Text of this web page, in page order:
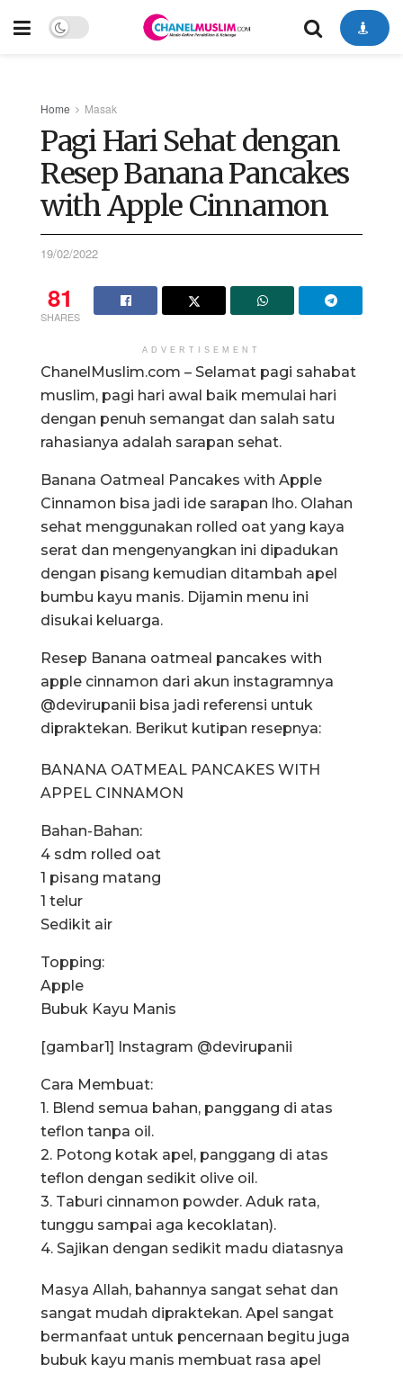
Home Masak
Pagi Hari Sehat dengan
Resep Banana Pancakes
with Apple Cinnamon
19/02/2022
81
SHARES
ADVERTISEMENT
ChanelMuslim.com – Selamat pagi sahabat
muslim, pagi hari awal baik memulai hari
dengan penuh semangat dan salah satu
rahasianya adalah sarapan sehat.
Banana Oatmeal Pancakes with Apple
Cinnamon bisa jadi ide sarapan lho. Olahan
sehat menggunakan rolled oat yang kaya
serat dan mengenyangkan ini dipadukan
dengan pisang kemudian ditambah apel
bumbu kayu manis. Dijamin menu ini
disukai keluarga.
Resep Banana oatmeal pancakes with
apple cinnamon dari akun instagramnya
@devirupanii bisa jadi referensi untuk
dipraktekan. Berikut kutipan resepnya:
BANANA OATMEAL PANCAKES WITH
APPEL CINNAMON
Bahan-Bahan:
4 sdm rolled oat
1 pisang matang
1 telur
Sedikit air
Topping:
Apple
Bubuk Kayu Manis
[gambar1] Instagram @devirupanii
Cara Membuat:
1. Blend semua bahan, panggang di atas
teflon tanpa oil.
2. Potong kotak apel, panggang di atas
teflon dengan sedikit olive oil.
3. Taburi cinnamon powder. Aduk rata,
tunggu sampai aga kecoklatan).
4. Sajikan dengan sedikit madu diatasnya
Masya Allah, bahannya sangat sehat dan
sangat mudah dipraktekan. Apel sangat
bermanfaat untuk pencernaan begitu juga
bubuk kayu manis membuat rasa apel